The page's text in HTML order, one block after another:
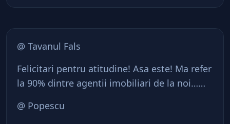
@ Tavanul Fals
Felicitari pentru atitudine! Asa este! Ma refer
la 90% dintre agentii imobiliari de la noi……
@ Popescu